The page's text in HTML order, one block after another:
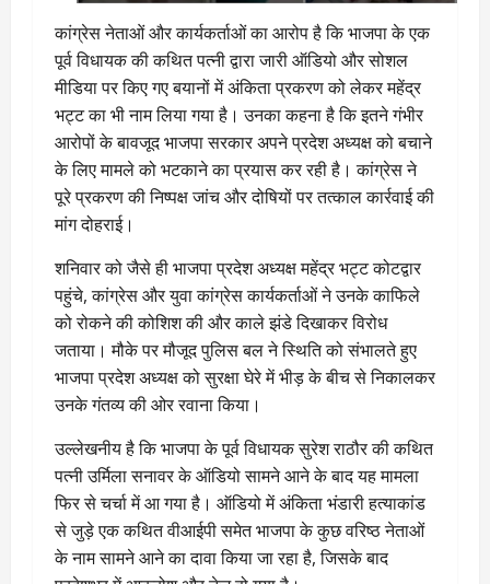
कांग्रेस नेताओं और कार्यकर्ताओं का आरोप है कि भाजपा के एक
पूर्व विधायक की कथित पत्नी द्वारा जारी ऑडियो और सोशल
मीडिया पर किए गए बयानों में अंकिता प्रकरण को लेकर महेंद्र
भट्ट का भी नाम लिया गया है। उनका कहना है कि इतने गंभीर
आरोपों के बावजूद भाजपा सरकार अपने प्रदेश अध्यक्ष को बचाने
के लिए मामले को भटकाने का प्रयास कर रही है। कांग्रेस ने
पूरे प्रकरण की निष्पक्ष जांच और दोषियों पर तत्काल कार्रवाई की
मांग दोहराई।
शनिवार को जैसे ही भाजपा प्रदेश अध्यक्ष महेंद्र भट्ट कोटद्वार
पहुंचे, कांग्रेस और युवा कांग्रेस कार्यकर्ताओं ने उनके काफिले
को रोकने की कोशिश की और काले झंडे दिखाकर विरोध
जताया। मौके पर मौजूद पुलिस बल ने स्थिति को संभालते हुए
भाजपा प्रदेश अध्यक्ष को सुरक्षा घेरे में भीड़ के बीच से निकालकर
उनके गंतव्य की ओर रवाना किया।
उल्लेखनीय है कि भाजपा के पूर्व विधायक सुरेश राठौर की कथित
पत्नी उर्मिला सनावर के ऑडियो सामने आने के बाद यह मामला
फिर से चर्चा में आ गया है। ऑडियो में अंकिता भंडारी हत्याकांड
से जुड़े एक कथित वीआईपी समेत भाजपा के कुछ वरिष्ठ नेताओं
के नाम सामने आने का दावा किया जा रहा है, जिसके बाद